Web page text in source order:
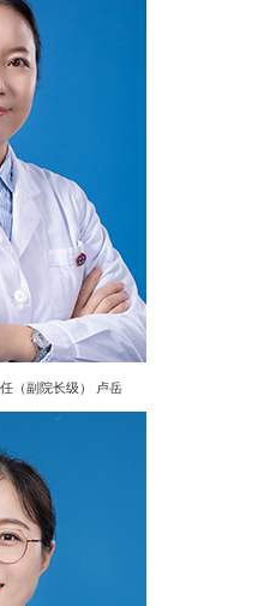
（副院长级） 卢岳